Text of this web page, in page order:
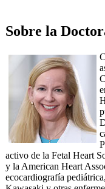
​​​Sobre la
activo de la Fetal Heart
y la American Heart
ecocardiografía